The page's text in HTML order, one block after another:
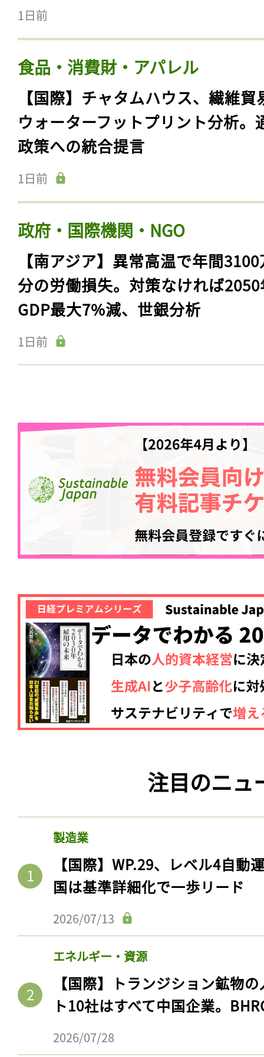
1日前
食品・消費財・アパレル
【国際】チャタムハウス、繊維貿
ウォーターフットプリント分析。
政策への統合提言
1日前
政府・国際機関・NGO
【南アジア】異常高温で年間
分の労働損失。対策なければ
GDP最大7%減、世銀分析
1日前
注目のニュ
製造業
【国際】WP.29、レベル4自動
国は基準詳細化で一歩リード
2026/07/13
エネルギー・資源
【国際】トランジション鉱物
ト10社はすべて中国企業。
2026/07/28